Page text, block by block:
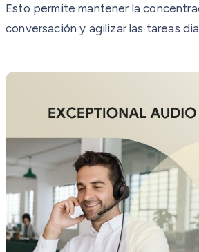
Esto permite mantener la
conversación y agilizar las tareas